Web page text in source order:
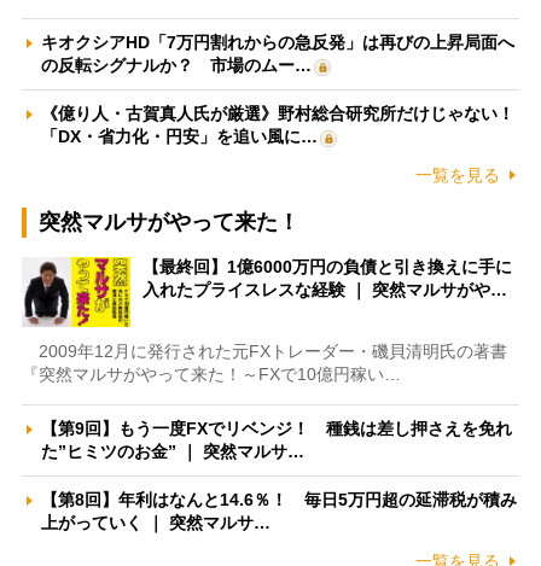
キオクシアHD「7万円割れからの急反発」は再びの上昇局面へ
の反転シグナルか？ 市場のムー…
《億り人・古賀真人氏が厳選》野村総合研究所だけじゃない！
「DX・省力化・円安」を追い風に…
一覧を見る
突然マルサがやって来た！
【最終回】1億6000万円の負債と引き換えに手に
入れたプライスレスな経験 ｜ 突然マルサがや…
2009年12月に発行された元FXトレーダー・磯貝清明氏の著書
『突然マルサがやって来た！～FXで10億円稼い…
【第9回】もう一度FXでリベンジ！ 種銭は差し押さえを免れ
た”ヒミツのお金” ｜ 突然マルサ…
【第8回】年利はなんと14.6％！ 毎日5万円超の延滞税が積み
上がっていく ｜ 突然マルサ…
一覧を見る